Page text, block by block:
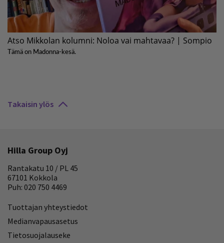
Takaisin ylös
Hilla Group Oyj
Rantakatu 10 / PL 45
67101 Kokkola
Puh: 020 750 4469
Tuottajan yhteystiedot
Medianvapausasetus
Tietosuojalauseke